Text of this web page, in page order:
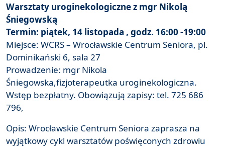
Warsztaty uroginekologiczne z mgr Nikolą
Śniegowską
Termin: piątek, 14 listopada , godz. 16:00 -19:00
Miejsce: WCRS – Wrocławskie Centrum Seniora, pl.
Dominikański 6, sala 27
Prowadzenie: mgr Nikola
Śniegowska,fizjoterapeutka uroginekologiczna.
Wstęp bezpłatny. Obowiązują zapisy: tel. 725 686
796,
Opis: Wrocławskie Centrum Seniora zaprasza na
wyjątkowy cykl warsztatów poświęconych zdrowiu